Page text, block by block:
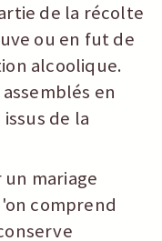
de la récolte
ou en fut de
alcoolique.
en
de la
mariage
comprend